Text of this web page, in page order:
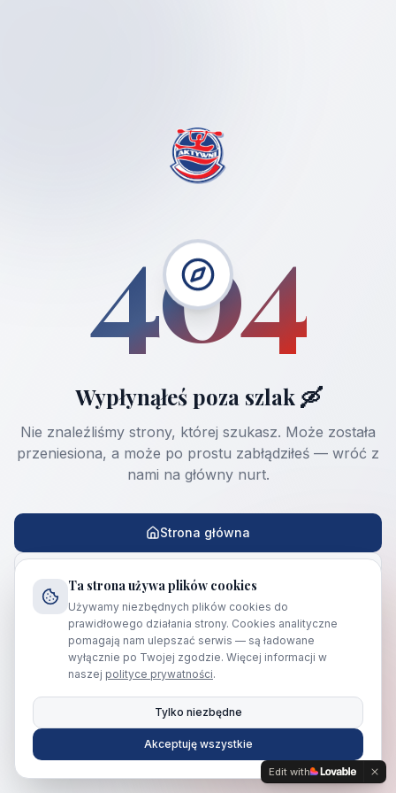
404
Wypłynąłeś poza szlak 🛶
Nie znaleźliśmy strony, której szukasz. Może została
przeniesiona, a może po prostu zabłądziłeś — wróć z
nami na główny nurt.
Strona główna
Potrzebujesz pomocy?692 458 188
Ta strona używa plików cookies
Używamy niezbędnych plików cookies do
prawidłowego działania strony. Cookies analityczne
pomagają nam ulepszać serwis — są ładowane
wyłącznie po Twojej zgodzie. Więcej informacji w
naszej polityce prywatności.
Tylko niezbędne
Akceptuję wszystkie
Edit with